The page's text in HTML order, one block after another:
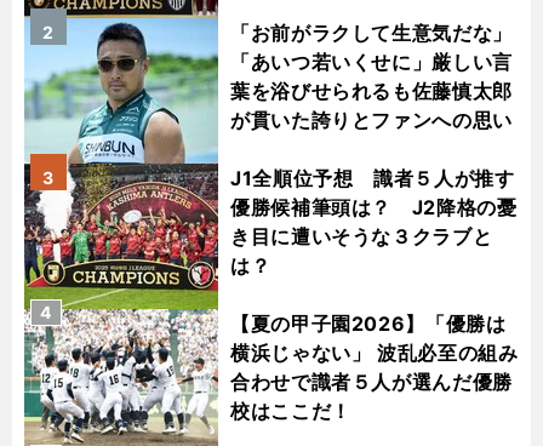
「お前がラクして生意気だな」
「あいつ若いくせに」厳しい言
葉を浴びせられるも佐藤慎太郎
が貫いた誇りとファンへの思い
2
J1全順位予想 識者５人が推す
優勝候補筆頭は？ J2降格の憂
き目に遭いそうな３クラブと
は？
3
【夏の甲子園2026】「優勝は
横浜じゃない」 波乱必至の組み
合わせで識者５人が選んだ優勝
校はここだ！
4